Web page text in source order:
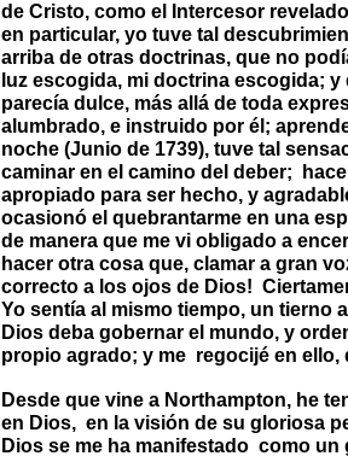
de Cristo, como el Intercesor
en particular, yo tuve tal
arriba de otras doctrinas, que no
luz escogida, mi doctrina escogida;
parecía dulce, más allá de toda
alumbrado, e instruido por él;
noche (Junio de 1739), tuve tal
caminar en el camino del deber;
apropiado para ser hecho, y
ocasionó el quebrantarme en una
de manera que me vi obligado a
hacer otra cosa que, clamar a gran
correcto a los ojos de Dios!
Yo sentía al mismo tiempo, un
Dios deba gobernar el mundo, y
propio agrado; y me regocijé en ello,
Desde que vine a Northampton, he
en Dios, en la visión de su gloriosa
Dios se me ha manifestado como